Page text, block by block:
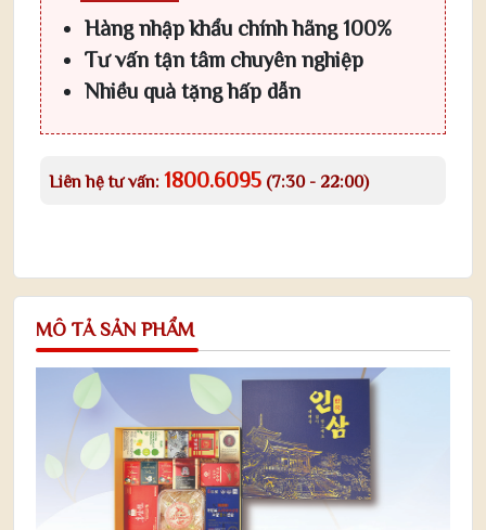
Hàng nhập khẩu chính hãng 100%
Tư vấn tận tâm chuyên nghiệp
Nhiều quà tặng hấp dẫn
Liên hệ tư vấn: 1800.6095 (7:30 - 22:00)
MÔ TẢ SẢN PHẨM